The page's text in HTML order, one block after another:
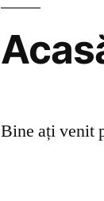
Bine ați venit